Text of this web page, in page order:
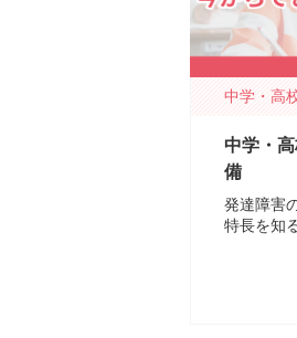
中学・高
中学・
備
発達障害
特長を知